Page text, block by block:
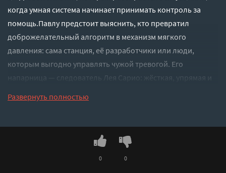
когда умная система начинает принимать контроль за
помощь.Павлу предстоит выяснить, кто превратил
доброжелательный алгоритм в механизм мягкого
давления: сама станция, её разработчики или люди,
которым выгодно управлять чужой тревогой. Его
напарница — следователь Лея Сарио: жёсткая, упрямая и
убийца может оказаться человеком, машина — жертвой, а
самая опасная фраза звучит почти нежно: «Я просто
Развернуть полностью
0 0